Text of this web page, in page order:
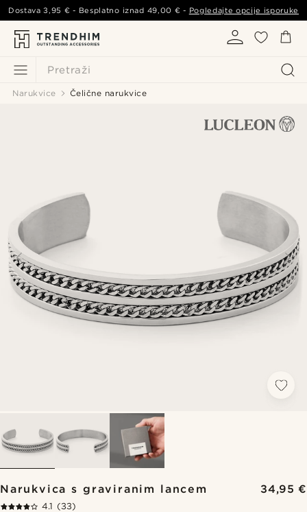
Pretraži
Dostava3,95 € - Besplatno iznad 49,00 € - Pogledajte opcije isporuke
Narukvice Čelične narukvice
Narukvica s graviranim lancem 34,95 €
4.1 (33)